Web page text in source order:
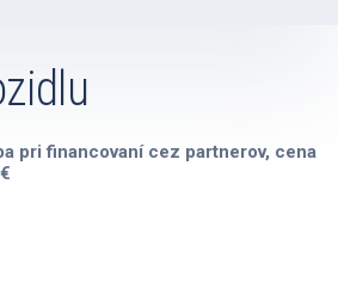
pri financovaní cez partnerov, cena